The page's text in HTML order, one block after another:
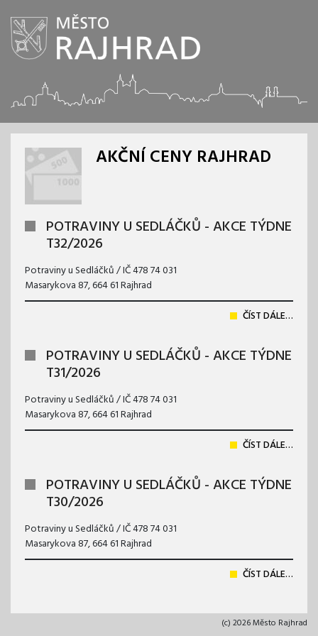
AKČNÍ CENY RAJHRAD
POTRAVINY U SEDLÁČKŮ - AKCE TÝDNE
T32/2026
Potraviny u Sedláčků / IČ 478 74 031
Masarykova 87, 664 61 Rajhrad
ČÍST DÁLE…
POTRAVINY U SEDLÁČKŮ - AKCE TÝDNE
T31/2026
Potraviny u Sedláčků / IČ 478 74 031
Masarykova 87, 664 61 Rajhrad
ČÍST DÁLE…
POTRAVINY U SEDLÁČKŮ - AKCE TÝDNE
T30/2026
Potraviny u Sedláčků / IČ 478 74 031
Masarykova 87, 664 61 Rajhrad
ČÍST DÁLE…
(c) 2026 Město Rajhrad